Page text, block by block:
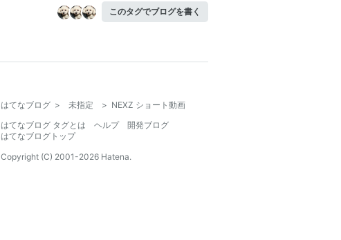
このタグでブログを書く
はてなブログ > 未指定 > NEXZ ショート動画
はてなブログ タグとは
ヘルプ
開発ブログ
はてなブログトップ
Copyright (C) 2001-2026 Hatena.